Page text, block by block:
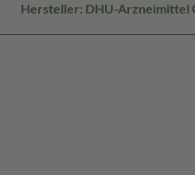
Hersteller: DHU-Arzneimittel